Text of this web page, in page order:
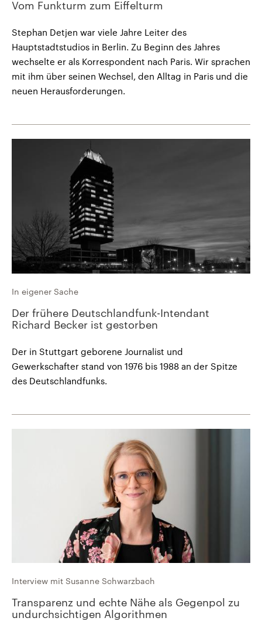
Vom Funkturm zum Eiffelturm
Stephan Detjen war viele Jahre Leiter des
Hauptstadtstudios in Berlin. Zu Beginn des Jahres
wechselte er als Korrespondent nach Paris. Wir sprachen
mit ihm über seinen Wechsel, den Alltag in Paris und die
neuen Herausforderungen.
In eigener Sache
Der frühere Deutschlandfunk-Intendant
Richard Becker ist gestorben
Der in Stuttgart geborene Journalist und
Gewerkschafter stand von 1976 bis 1988 an der Spitze
des Deutschlandfunks.
Interview mit Susanne Schwarzbach
Transparenz und echte Nähe als Gegenpol zu
undurchsichtigen Algorithmen